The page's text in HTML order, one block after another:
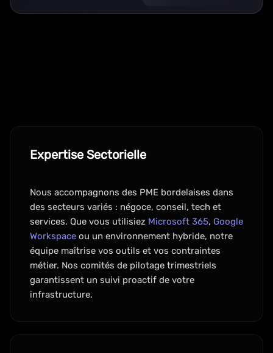
Expertise Sectorielle
Nous accompagnons des PME bordelaises dans
des secteurs variés : négoce, conseil, tech et
services. Que vous utilisiez Microsoft 365, Google
Workspace ou un environnement hybride, notre
équipe maîtrise vos outils et vos contraintes
métier. Nos comités de pilotage trimestriels
garantissent un suivi proactif de votre
infrastructure.